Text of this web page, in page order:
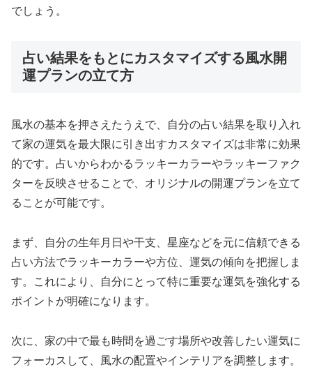
でしょう。
占い結果をもとにカスタマイズする風水開
運プランの立て方
風水の基本を押さえたうえで、自分の占い結果を取り入れ
て家の運気を最大限に引き出すカスタマイズは非常に効果
的です。占いからわかるラッキーカラーやラッキーファク
ターを反映させることで、オリジナルの開運プランを立て
ることが可能です。
まず、自分の生年月日や干支、星座などを元に信頼できる
占い方法でラッキーカラーや方位、運気の傾向を把握しま
す。これにより、自分にとって特に重要な運気を強化する
ポイントが明確になります。
次に、家の中で最も時間を過ごす場所や改善したい運気に
フォーカスして、風水の配置やインテリアを調整します。